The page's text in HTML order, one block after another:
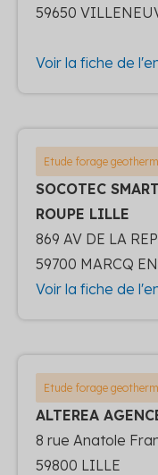
59650
Voir la fiche de
Etude forage
SOCOTEC
ROUPE LILLE
869 AV DE LA
59700 MARCQ
Voir la fiche de
Etude forage
ALTEREA
8 rue Anatole
59800 LILLE